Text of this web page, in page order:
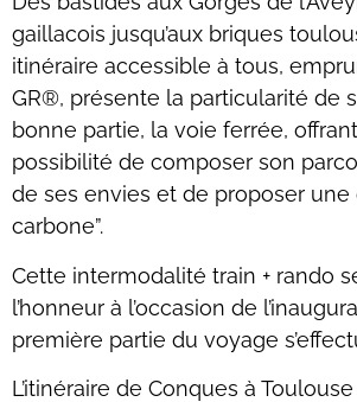
gaillacois jusqu’aux briques
itinéraire accessible à tous,
GR®, présente la particularité de
bonne partie, la voie ferrée,
possibilité de composer son
de ses envies et de proposer une
carbone”.
Cette intermodalité train + rando
l’honneur à l’occasion de
première partie du voyage
L’itinéraire de Conques à